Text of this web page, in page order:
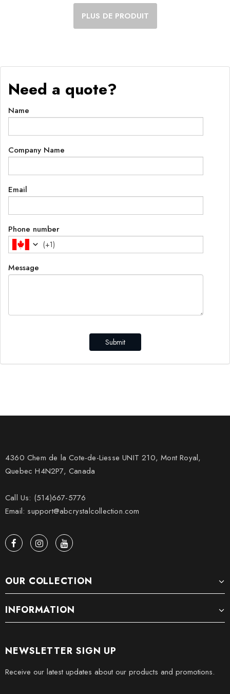
PLUS DE PRODUIT
Need a quote?
Name
Company Name
Email
Phone number
(+1)
Message
Submit
4360 Chem de la Cote-de-Liesse UNIT 210, Mont Royal,
Quebec H4N2P7, Canada
Call Us: (514)667-5776
Email: support@abcrystalcollection.com
OUR COLLECTION
INFORMATION
NEWSLETTER SIGN UP
Receive our latest updates about our products and promotions.